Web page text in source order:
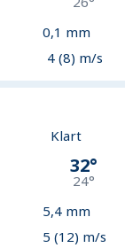
0,1 mm
4 (8) m/s
Klart
32°
24°
5,4mm
5 (12) m/s